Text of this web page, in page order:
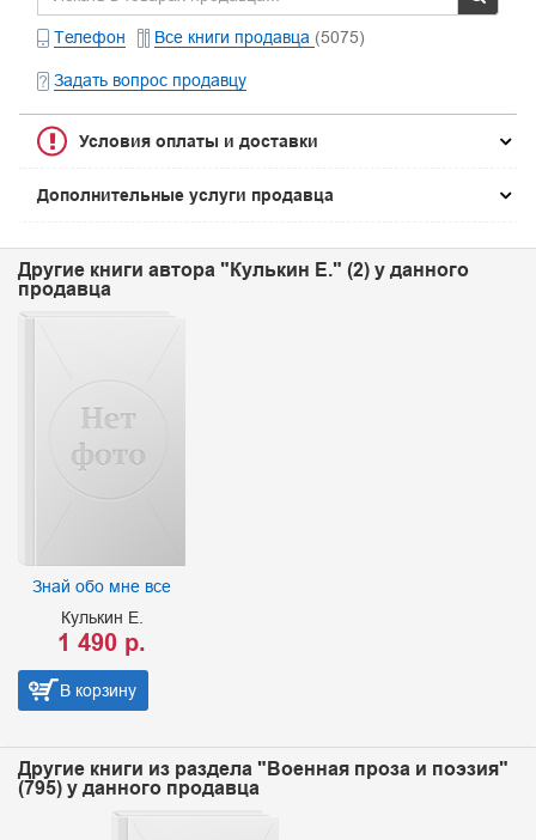
Телефон Все книги продавца (5075)
Задать вопрос продавцу
Условия оплаты и доставки
Дополнительные услуги продавца
Другие книги автора "Кулькин Е." (2) у данного
продавца
Знай обо мне все
Кулькин Е.
1 490 р.
В корзину
Другие книги из раздела "Военная проза и поэзия"
(795) у данного продавца